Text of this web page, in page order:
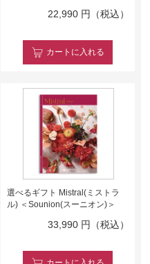
22,990 円（税込）
カート に入れる
選べるギフト Mistral(ミストラ
ル) ＜Sounion(スーニオン)＞
33,990 円（税込）